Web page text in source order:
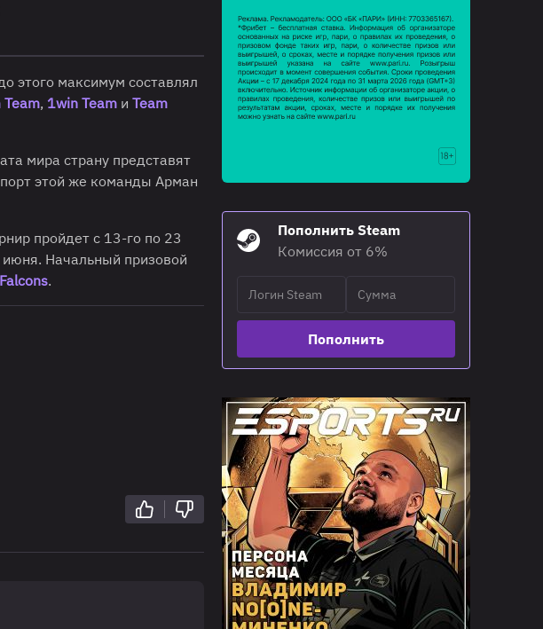
этого максимум составлял
Team, 1win Team и Team
мира страну представят
этой же команды Арман
пройдет с 13-го по 23
Начальный призовой
.
Пополнить Steam
Комиссия от 6%
Пополнить